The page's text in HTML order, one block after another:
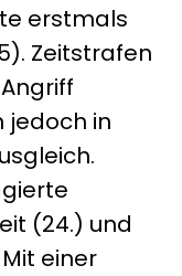
erstmals
Zeitstrafen
jedoch in
(24.) und
einer